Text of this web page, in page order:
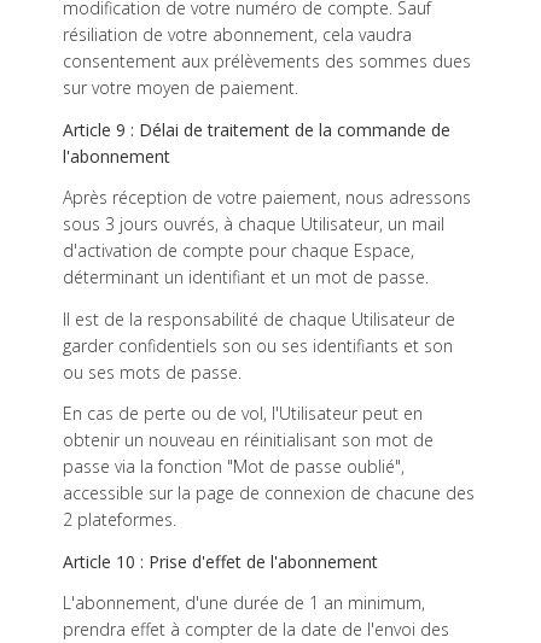
modification de votre numéro de compte. Sauf
résiliation de votre abonnement, cela vaudra
consentement aux prélèvements des sommes dues
sur votre moyen de paiement.
Article 9 : Délai de traitement de la commande de
l'abonnement
Après réception de votre paiement, nous adressons
sous 3 jours ouvrés, à chaque Utilisateur, un mail
d'activation de compte pour chaque Espace,
déterminant un identifiant et un mot de passe.
Il est de la responsabilité de chaque Utilisateur de
garder confidentiels son ou ses identifiants et son
ou ses mots de passe.
En cas de perte ou de vol, l'Utilisateur peut en
obtenir un nouveau en réinitialisant son mot de
passe via la fonction "Mot de passe oublié",
accessible sur la page de connexion de chacune des
2 plateformes.
Article 10 : Prise d'effet de l'abonnement
L'abonnement, d'une durée de 1 an minimum,
prendra effet à compter de la date de l'envoi des